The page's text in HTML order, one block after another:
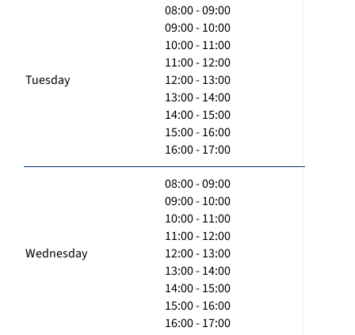
Tuesday
08:00 - 09:00
09:00 - 10:00
10:00 - 11:00
11:00 - 12:00
12:00 - 13:00
13:00 - 14:00
14:00 - 15:00
15:00 - 16:00
16:00 - 17:00
Wednesday
08:00 - 09:00
09:00 - 10:00
10:00 - 11:00
11:00 - 12:00
12:00 - 13:00
13:00 - 14:00
14:00 - 15:00
15:00 - 16:00
16:00 - 17:00